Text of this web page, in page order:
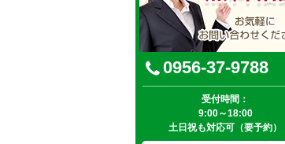
0956-37-9788
受付時間：
9:00～18:00
土日祝も対応可（要予約）